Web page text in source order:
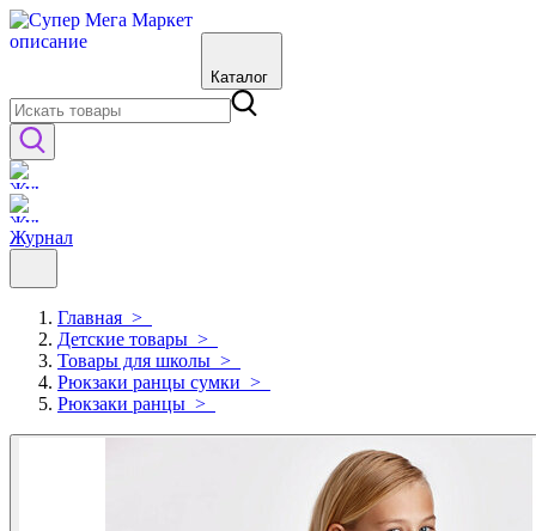
Каталог
Журнал
Главная >
Детские товары >
Товары для школы >
Рюкзаки ранцы сумки >
Рюкзаки ранцы >